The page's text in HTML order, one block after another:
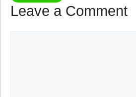
Leave a Comment